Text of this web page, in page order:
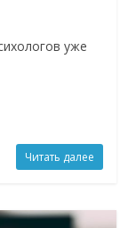
уже
Читать далее